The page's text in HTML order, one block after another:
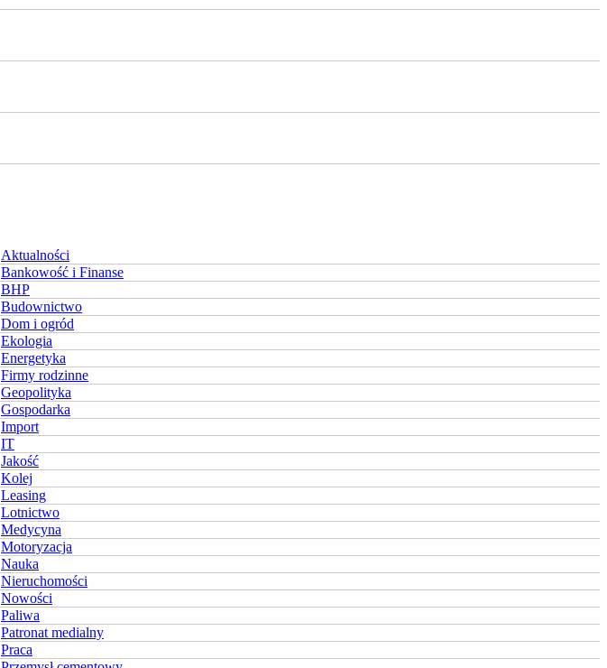
Aktualności
Bankowość i Finanse
BHP
Budownictwo
Dom i ogród
Ekologia
Energetyka
Firmy rodzinne
Geopolityka
Gospodarka
Import
IT
Jakość
Kolej
Leasing
Lotnictwo
Medycyna
Motoryzacja
Nauka
Nieruchomości
Nowości
Paliwa
Patronat medialny
Praca